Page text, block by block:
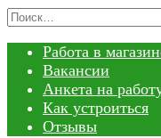
Перейти
содержанию
Search
Работа в
Вакансии
Анкета на
Как устроиться
Отзывы